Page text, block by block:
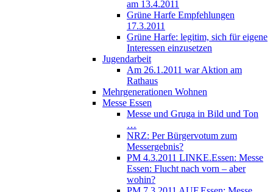
am 13.4.2011
Grüne Harfe Empfehlungen
17.3.2011
Grüne Harfe: legitim, sich für eigene
Interessen einzusetzen
Jugendarbeit
Am 26.1.2011 war Aktion am
Rathaus
Mehrgenerationen Wohnen
Messe Essen
Messe und Gruga in Bild und Ton
…
NRZ: Per Bürgervotum zum
Messergebnis?
PM 4.3.2011 LINKE.Essen: Messe
Essen: Flucht nach vorn – aber
wohin?